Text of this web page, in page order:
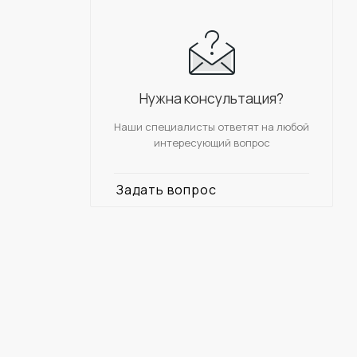
Нужна консультация?
Наши специалисты ответят на любой
интересующий вопрос
Задать вопрос